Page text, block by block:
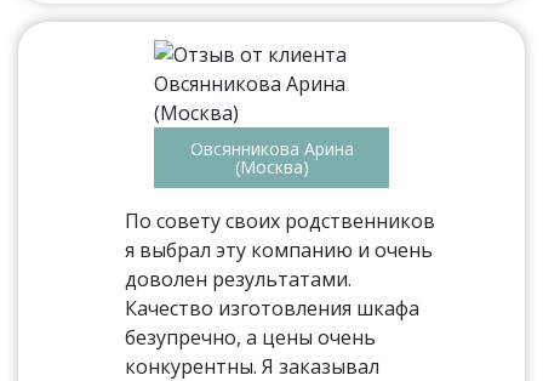
Овсянникова Арина
(Москва)
По совету своих родственников
я выбрал эту компанию и очень
доволен результатами.
Качество изготовления шкафа
безупречно, а цены очень
конкурентны. Я заказывал